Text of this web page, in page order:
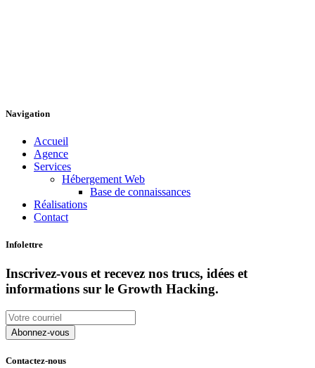
Navigation
Accueil
Agence
Services
Hébergement Web
Base de connaissances
Réalisations
Contact
Infolettre
Inscrivez-vous et recevez nos trucs, idées et
informations sur le Growth Hacking.
Contactez-nous